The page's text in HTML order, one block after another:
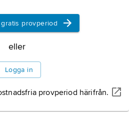
gratis provperiod
eller
Logga in
provperiod härifrån.